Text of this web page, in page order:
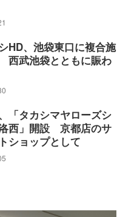
HD、池袋東口に複合施
武池袋とともに賑わ
「タカシマヤローズシ
西」開設 京都店のサ
ショップとして